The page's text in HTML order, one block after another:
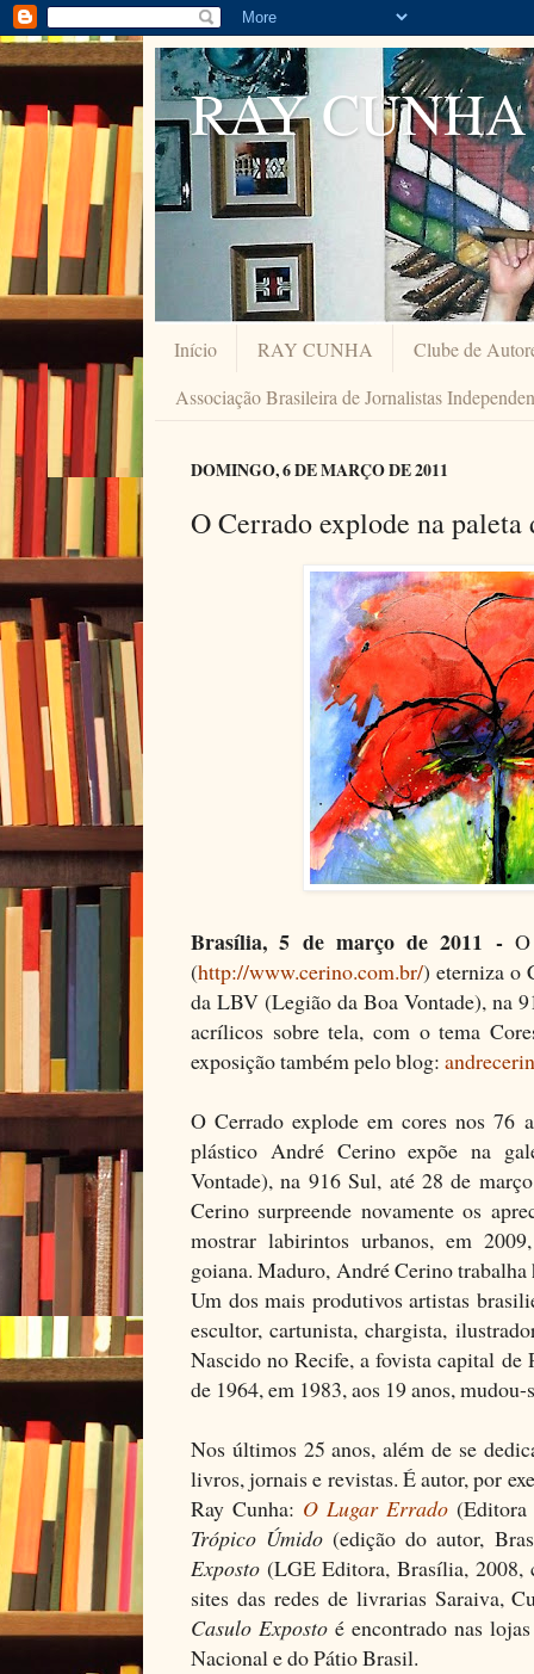
RAY CUNHA
Início RAY CUNHA
Clube de
Associação Brasileira de Jornalistas
DOMINGO, 6 DE MARÇO DE 2011
O Cerrado explode na
Brasília, 5 de março de 2011 -
(http://www.cerino.com.br/) eterniza o
da LBV (Legião da Boa Vontade), na
acrílicos sobre tela, com o tema
exposição também pelo blog:
O Cerrado explode em cores nos 76
plástico André Cerino expõe na
Vontade), na 916 Sul, até 28 de
Cerino surpreende novamente os
mostrar labirintos urbanos, em
goiana. Maduro, André Cerino
Um dos mais produtivos artistas
escultor, cartunista, chargista,
Nascido no Recife, a fovista capital de
de 1964, em 1983, aos 19 anos,
Nos últimos 25 anos, além de se
livros, jornais e revistas. É autor, por
Ray Cunha: O Lugar Errado (Editora
Trópico Úmido (edição do autor,
Exposto (LGE Editora, Brasília, 2008,
sites das redes de livrarias Saraiva,
Casulo Expostoé encontrado nas
Nacional e do Pátio Brasil.